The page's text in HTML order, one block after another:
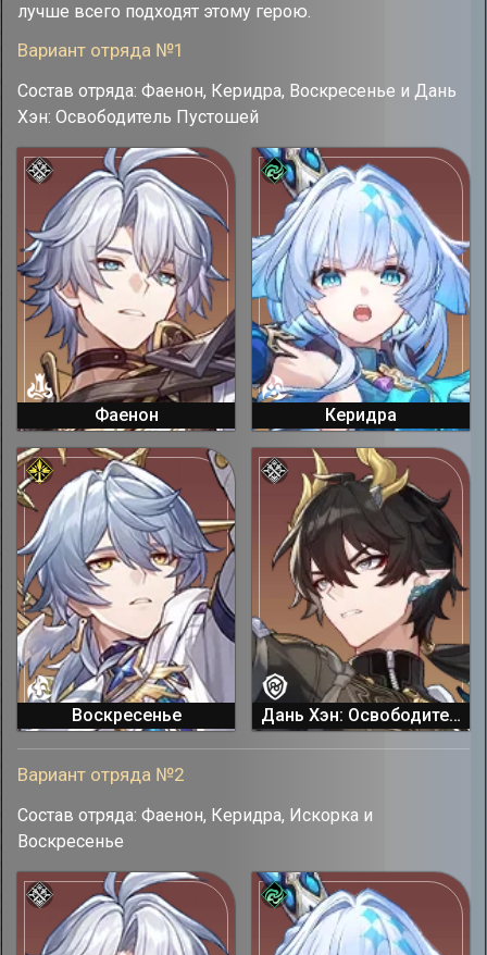
лучше всего подходят этому герою.
Вариант отряда №1
Состав отряда: Фаенон, Керидра, Воскресенье и Дань
Хэн: Освободитель Пустошей
Фаенон Керидра
Воскресенье Дань Хэн: Освободитель Пустошей
Вариант отряда №2
Состав отряда: Фаенон, Керидра, Искорка и
Воскресенье